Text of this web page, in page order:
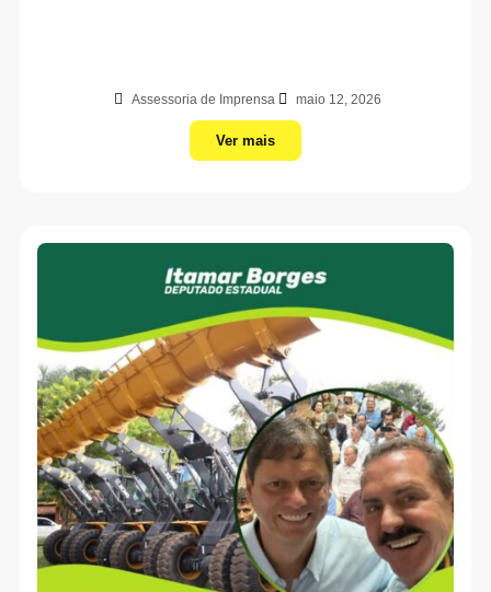
Assessoria de Imprensa maio 12, 2026
Ver mais